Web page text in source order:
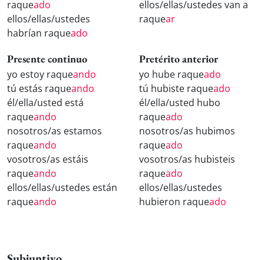
raqueado
ellos/ellas/ustedes
habrían raqueado
ellos/ellas/ustedes van a
raquear
Presente continuo
yo estoy raqueando
tú estás raqueando
él/ella/usted está
raqueando
nosotros/as estamos
raqueando
vosotros/as estáis
raqueando
ellos/ellas/ustedes están
raqueando
Pretérito anterior
yo hube raqueado
tú hubiste raqueado
él/ella/usted hubo
raqueado
nosotros/as hubimos
raqueado
vosotros/as hubisteis
raqueado
ellos/ellas/ustedes
hubieron raqueado